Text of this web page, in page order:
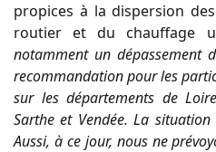
propices à la dispersion
routier et du chauffage
notamment undépassement
recommandation pour les
sur les départements de
Sarthe et Vendée. La
Aussi, à ce jour, nous ne